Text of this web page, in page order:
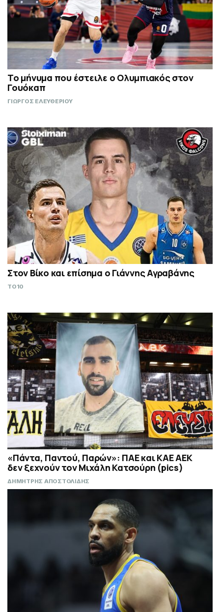
Το μήνυμα που έστειλε ο Ολυμπιακός στον
Γουόκαπ
ΓΙΩΡΓΟΣ ΕΛΕΥΘΕΡΙΟΥ
Στον Βίκο και επίσημα ο Γιάννης Αγραβάνης
TO10
«Πάντα, Παντού, Παρών»: ΠΑΕ και ΚΑΕ ΑΕΚ
δεν ξεχνούν τον Μιχάλη Κατσούρη (pics)
ΔΗΜΗΤΡΗΣ ΑΠΟΣΤΟΛΙΔΗΣ